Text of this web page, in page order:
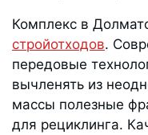
Комплекс в
стройотходов.
передовые
вычленять из
массы полезные
для рециклинга.